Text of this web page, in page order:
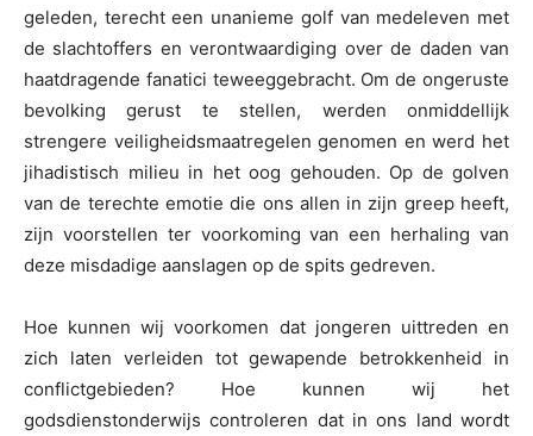
geleden, terecht een unanieme golf van medeleven met
de slachtoffers en verontwaardiging over de daden van
haatdragende fanatici teweeggebracht. Om de ongeruste
bevolking gerust te stellen, werden onmiddellijk
strengere veiligheidsmaatregelen genomen en werd het
jihadistisch milieu in het oog gehouden. Op de golven
van de terechte emotie die ons allen in zijn greep heeft,
zijn voorstellen ter voorkoming van een herhaling van
deze misdadige aanslagen op de spits gedreven.
Hoe kunnen wij voorkomen dat jongeren uittreden en
zich laten verleiden tot gewapende betrokkenheid in
conflictgebieden? Hoe kunnen wij het
godsdienstonderwijs controleren dat in ons land wordt